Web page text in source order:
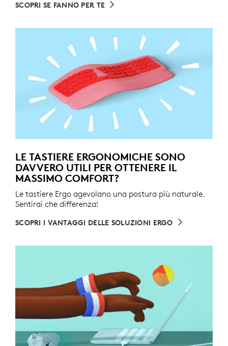
SCOPRI SE FANNO PER TE
LE TASTIERE ERGONOMICHE SONO
DAVVERO UTILI PER OTTENERE IL
MASSIMO COMFORT?
Le tastiere Ergo agevolano una postura più naturale.
Sentirai che differenza!
SCOPRI I VANTAGGI DELLE SOLUZIONI ERGO